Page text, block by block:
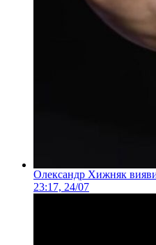
Олександр Хижняк
23:17, 24/07